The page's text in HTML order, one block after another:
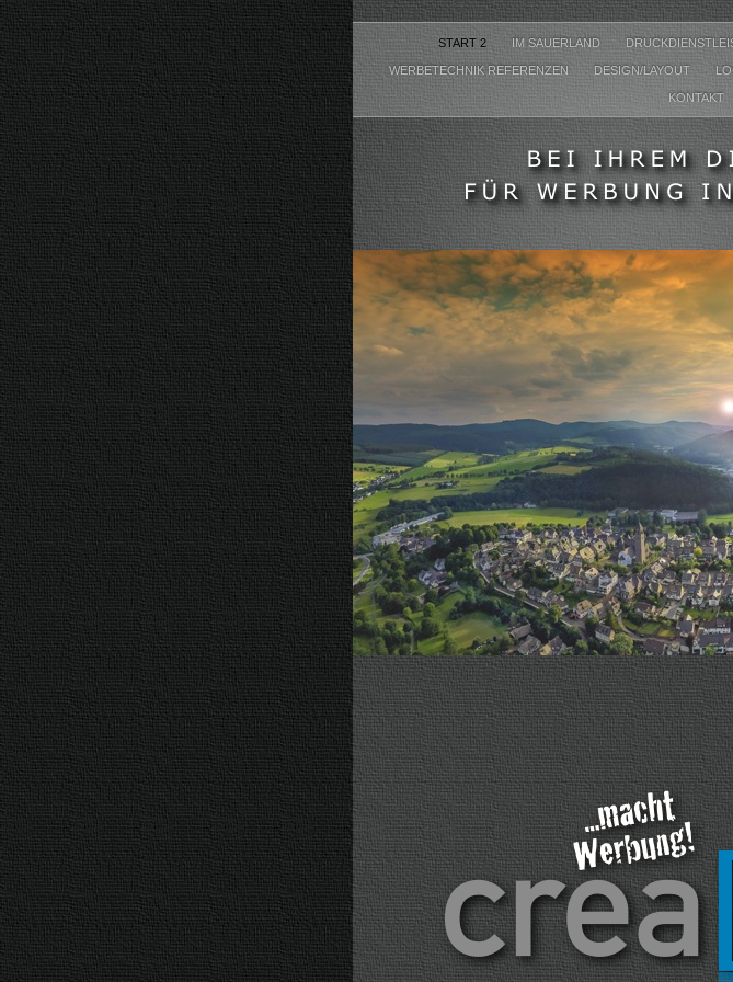
START 2 IM SAUERLAND
WERBETECHNIK REFERENZEN DESIGN/LAYOUT
KONTAKT